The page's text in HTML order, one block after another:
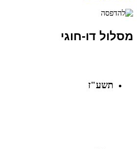
מסלול דו-חוגי
תשע"ז